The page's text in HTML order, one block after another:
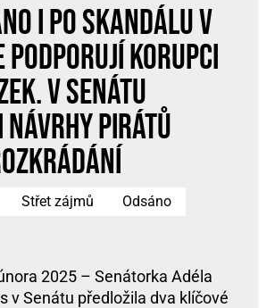
i po skandálu v
podporují korupci
V Senátu
Pirátů
Střet zájmů
Odsáno
2025 – Senátorka Adéla
v Senátu předložila dva klíčové